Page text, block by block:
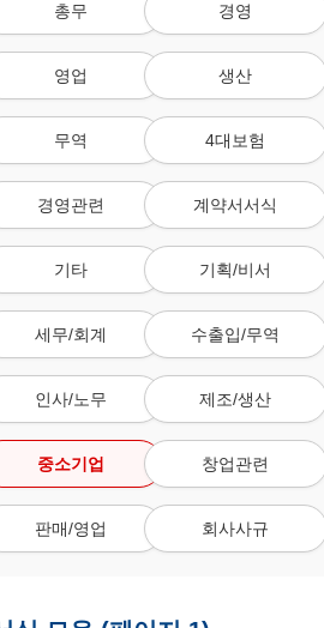
총무 경영
영업 생산
무역 4대보험
경영관련 계약서서식
기타 기획/비서
세무/회계 수출입/무역
인사/노무 제조/생산
중소기업 창업관련
판매/영업 회사사규